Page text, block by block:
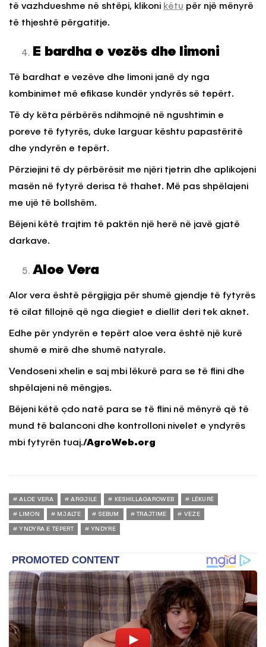
të vazhdueshme në shtëpi, klikoni këtu për një mënyrë
të thjeshtë përgatitje.
E bardha e vezës dhe limoni
Të bardhat e vezëve dhe limoni janë dy nga
kombinimet më efikase kundër yndyrës së tepërt.
Të dy këta përbërës ndihmojnë në ngushtimin e
poreve të fytyrës, duke larguar kështu papastëritë
dhe yndyrën e tepërt.
Përziejini të dy përbërësit me njëri tjetrin dhe aplikojeni
masën në fytyrë derisa të thahet. Më pas shpëlajeni
me ujë të bollshëm.
Bëjeni këtë trajtim të paktën një herë në javë gjatë
darkave.
Aloe Vera
Alor vera është përgjigja për shumë gjendje të fytyrës
të cilat fillojnë që nga diegiet e diellit deri tek aknet.
Edhe për yndyrën e tepërt aloe vera është një kurë
shumë e mirë dhe shumë natyrale.
Vendoseni xhelin e saj mbi lëkurë para se të flini dhe
shpëlajeni në mëngjes.
Bëjeni këtë çdo natë para se të flini në mënyrë që të
mund të balanconi dhe kontrolloni nivelet e yndyrës
mbi fytyrën tuaj./AgroWeb.org
ALOE VERA ARGJILE KESHILLAGAROWEB LËKURË
LIMON MJALTE SEBUM TRAJTIME VEZE
YNDYRA E TEPERT YNDYRE